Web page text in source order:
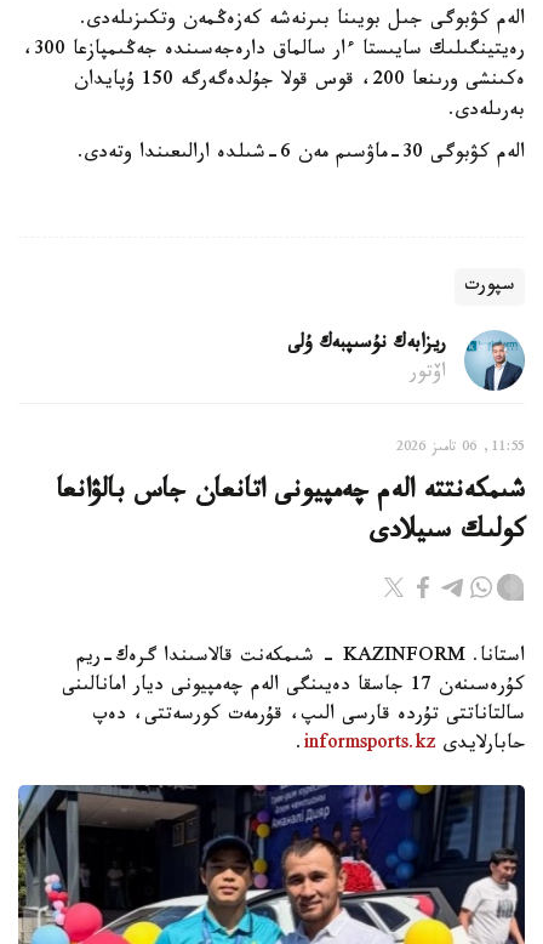
الەم كۋبوگى جىل بويىنا بىرنەشە كەزەڭمەن وتكىزىلەدى.
رەيتينگىلىك سايىستا ءار سالماق دارەجەسىندە جەڭىمپازعا 300،
ەكىنشى ورىنعا 200، قوس قولا جۇلدەگەرگە 150 ۇپايدان
بەرىلەدى.
الەم كۋبوگى 30-ماۋسىم مەن 6-شىلدە ارالىعىندا وتەدى.
سپورت
ريزابەك نۇسىپبەك ۇلى
اۆتور
11:55, 06 تامىز 2026
شىمكەنتتە الەم چەمپيونى اتانعان جاس بالۋانعا
كولىك سىيلادى
استانا. KAZINFORM - شىمكەنت قالاسىندا گرەك-ريم
كۇرەسىنەن 17 جاسقا دەيىنگى الەم چەمپيونى ديار امانالىنى
سالتاناتتى تۇردە قارسى الىپ، قۇرمەت كورسەتتى، دەپ
حابارلايدى informsports.kz
.